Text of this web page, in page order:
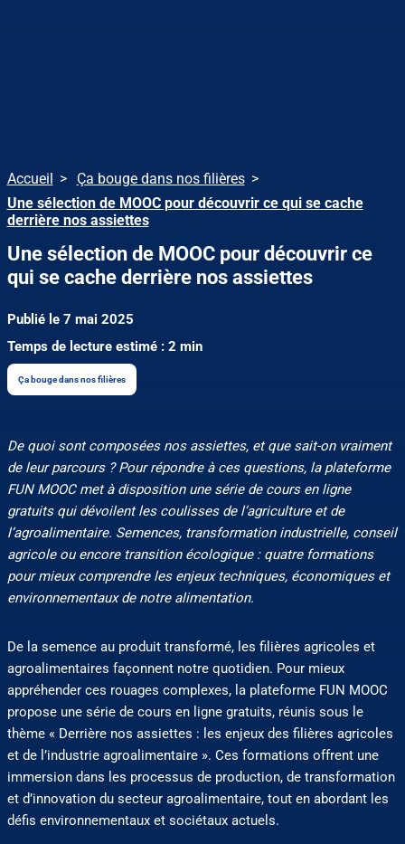
Accueil
Ça bouge dans nos filières
Une sélection de MOOC pour découvrir ce qui se cache
derrière nos assiettes
Une sélection de MOOC pour découvrir ce
qui se cache derrière nos assiettes
Publié le 7 mai 2025
Temps de lecture estimé : 2 min
Ça bouge dans nos filières
De quoi sont composées nos assiettes, et que sait-on vraiment
de leur parcours ? Pour répondre à ces questions, la plateforme
FUN MOOC met à disposition une série de cours en ligne
gratuits qui dévoilent les coulisses de l’agriculture et de
l’agroalimentaire. Semences, transformation industrielle, conseil
agricole ou encore transition écologique : quatre formations
pour mieux comprendre les enjeux techniques, économiques et
environnementaux de notre alimentation.
De la semence au produit transformé, les filières agricoles et
agroalimentaires façonnent notre quotidien. Pour mieux
appréhender ces rouages complexes, la plateforme FUN MOOC
propose une série de cours en ligne gratuits, réunis sous le
thème « Derrière nos assiettes : les enjeux des filières agricoles
et de l’industrie agroalimentaire ». Ces formations offrent une
immersion dans les processus de production, de transformation
et d’innovation du secteur agroalimentaire, tout en abordant les
défis environnementaux et sociétaux actuels.